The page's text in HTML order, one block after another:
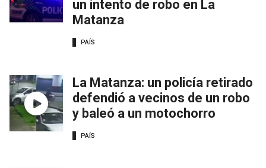
un intento de robo en La
Matanza
PAÍS
La Matanza: un policía retirado
defendió a vecinos de un robo
y baleó a un motochorro
PAÍS